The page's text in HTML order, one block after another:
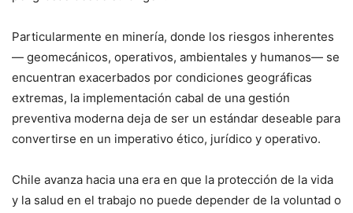
Particularmente en minería, donde los riesgos inherentes
— geomecánicos, operativos, ambientales y humanos— se
encuentran exacerbados por condiciones geográficas
extremas, la implementación cabal de una gestión
preventiva moderna deja de ser un estándar deseable para
convertirse en un imperativo ético, jurídico y operativo.
Chile avanza hacia una era en que la protección de la vida
y la salud en el trabajo no puede depender de la voluntad o